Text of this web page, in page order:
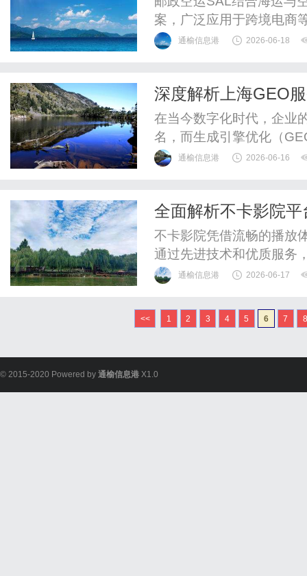
案，广泛应用于跨境电商
通榆信息港 2026-06-18
深度解析上海GEO
在当今数字化时代，企业
名，而生成引擎优化（
国经济中心的上海，涌现
引擎优化（GEO）是一种
通榆信息港 2026-06-16
全面解析不卡影院
不卡影院凭借流畅的播放
通过先进技术和优质服务
新选择。
通榆信息港 2026-06-17
<< 1 2 3 4 5 6 7 8
© 2015-2020 Powered by 通榆信息港 X1.0